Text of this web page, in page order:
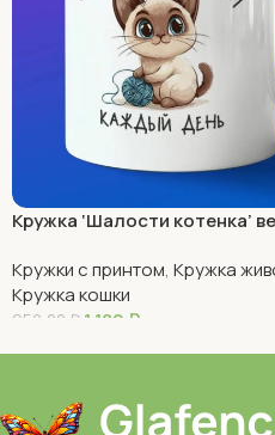
Кружка ‘Шалости котенка’
Кружки с принтом, Кружка
Кружка кошки
950,00 ₽ 1 180 ₽
В Корзину